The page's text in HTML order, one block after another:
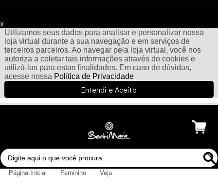
x
Utilizamos seus dados para analisar e personalizar nossa
loja virtual durante a sua navegação e em serviços de
terceiros parceiros. Ao navegar pela loja virtual, você nos
autoriza a coletar tais informações através do cookies e
utilizá-las para estas finalidades. Em caso de dúvidas,
acesse nossa Política de Privacidade
Entendi e Aceito
Menu
Página Inicial Feminino Veja